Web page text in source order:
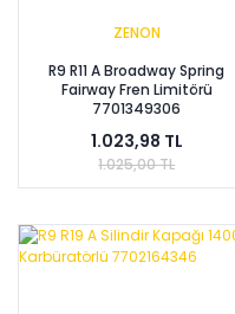
ZENON
R9 R11 A Broadway Spring
Fairway Fren Limitörü
7701349306
1.023,98 TL
1.025,00 TL